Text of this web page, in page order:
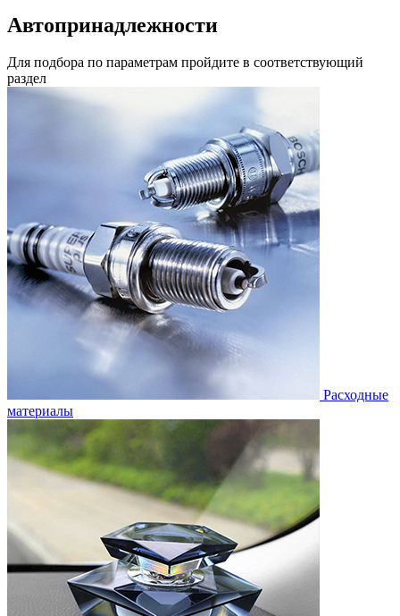
Автопринадлежности
Для подбора по параметрам пройдите в соответствующий
раздел
Расходные
материалы